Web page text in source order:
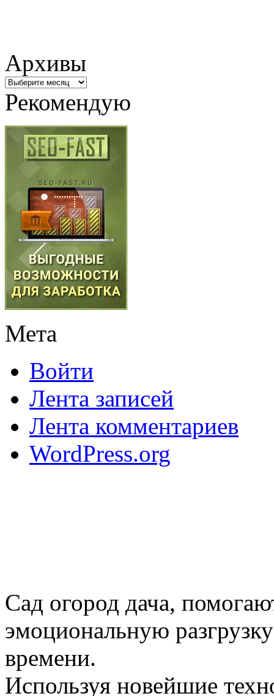
Архивы
Архивы
Рекомендую
Мета
Войти
Лента записей
Лента комментариев
WordPress.org
Сад огород дача,
эмоциональную
времени.
Используя новейшие